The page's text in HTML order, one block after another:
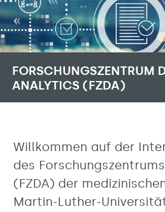
FORSCHUNGSZENTRUM
ANALYTICS (FZDA)
Willkommen auf der
des
(FZDA) der
Martin-Luther-